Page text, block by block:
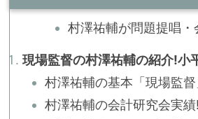
村澤祐輔が問題提唱
現場監督の村澤祐輔の紹介!小
村澤祐輔の基本「現場監
村澤祐輔の会計研究会実